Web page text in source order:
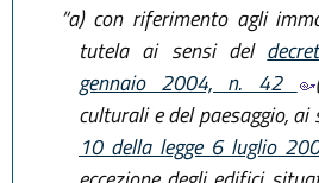
“a)con riferimento agli
tutela ai sensi del
gennaio 2004, n. 42
culturali e del paesaggio, ai
10 della legge 6 luglio